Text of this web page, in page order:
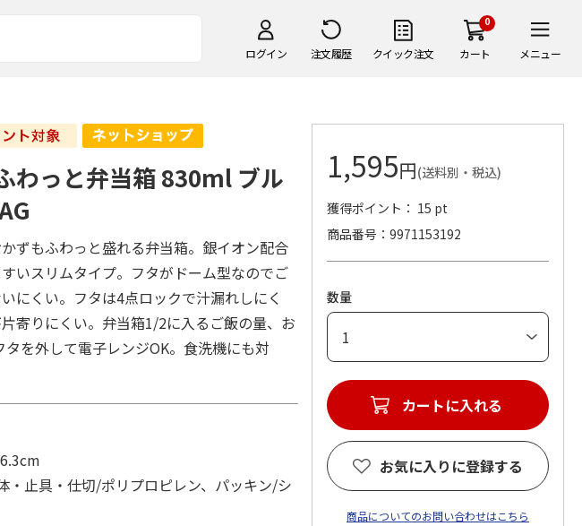
ログイン 注文履歴 クイック注文
0
カート メニュー
わっと弁当箱 830ml ブル
ずもふわっと盛れる弁当箱。銀イオン配合
いスリムタイプ。フタがドーム型なのでご
にくい。フタは4点ロックで汁漏れしにく
寄りにくい。弁当箱1/2に入るご飯の量、お
を外して電子レンジOK。食洗機にも対
止具・仕切/ポリプロピレン、パッキン/シ
1,595円(送料別・税込)
獲得ポイント： 15 pt
商品番号
9971153192
数量
カートに入れる
お気に入りに登録する
商品についてのお問い合わせはこちら